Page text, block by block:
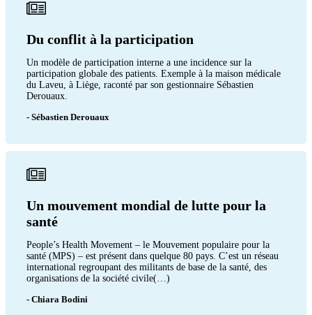
Du conflit à la participation
Un modèle de participation interne a une incidence sur la
participation globale des patients. Exemple à la maison médicale
du Laveu, à Liège, raconté par son gestionnaire Sébastien
Derouaux.
- Sébastien Derouaux
Un mouvement mondial de lutte pour la
santé
People’s Health Movement – le Mouvement populaire pour la
santé (MPS) – est présent dans quelque 80 pays. C’est un réseau
international regroupant des militants de base de la santé, des
organisations de la société civile(…)
- Chiara Bodini